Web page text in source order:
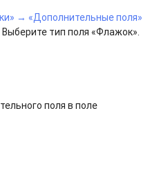
→ «Дополнительные поля»
тип поля «Флажок».
поля в поле